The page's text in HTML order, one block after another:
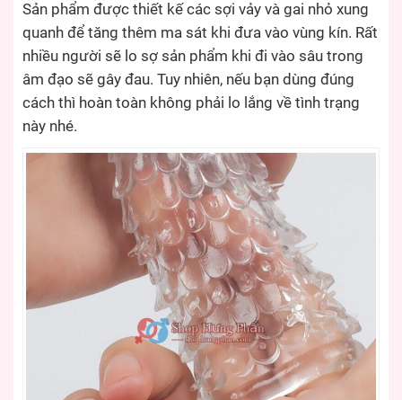
Sản phẩm được thiết kế các sợi vảy và gai nhỏ xung
quanh để tăng thêm ma sát khi đưa vào vùng kín. Rất
nhiều người sẽ lo sợ sản phẩm khi đi vào sâu trong
âm đạo sẽ gây đau. Tuy nhiên, nếu bạn dùng đúng
cách thì hoàn toàn không phải lo lắng về tình trạng
này nhé.